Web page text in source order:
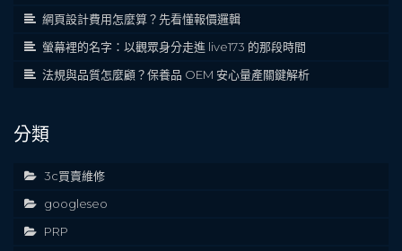
網頁設計費用怎麼算？先看懂報價邏輯
螢幕裡的名字：以觀眾身分走進 live173 的那段時間
法規與品質怎麼顧？保養品 OEM 安心量產關鍵解析
分類
3c買賣維修
googleseo
PRP